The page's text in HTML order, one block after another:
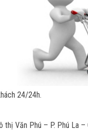
24/24h.
Văn Phú – P. Phú La –